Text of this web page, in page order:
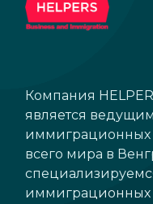
Компания
является
иммиграционных
всего мира в
иммиграционных